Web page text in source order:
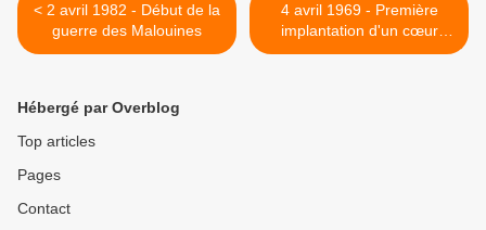
< 2 avril 1982 - Début de la
guerre des Malouines
4 avril 1969 - Première
implantation d'un cœur
artificiel >
Hébergé par Overblog
Top articles
Pages
Contact